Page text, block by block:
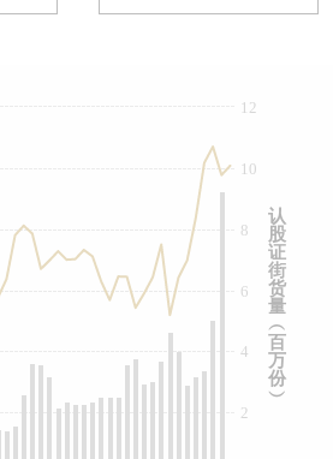
2
4
6
8
10
12
认
股
证
街
货
量
︵
百
万
份
︶